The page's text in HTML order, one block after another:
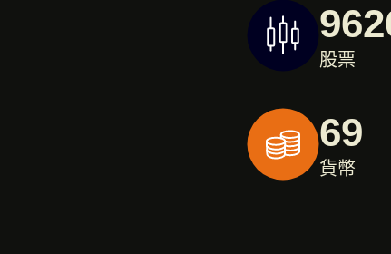
股票
69
貨幣